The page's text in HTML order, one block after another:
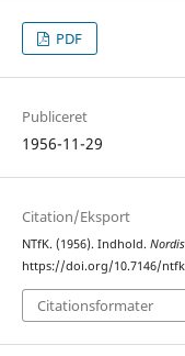
PDF
Publiceret
1956-11-29
Citation/Eksport
NTfK. (1956). Indhold.
https://doi.org/10.7146/
Citationsformater